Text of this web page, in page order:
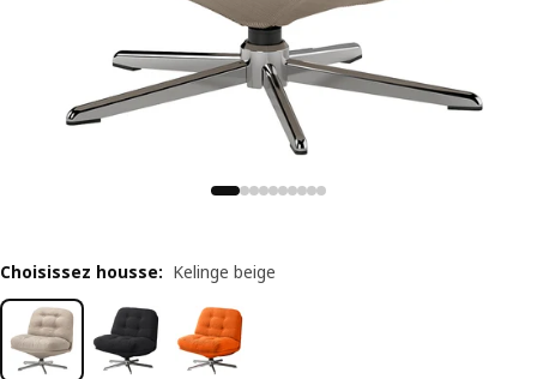
Choisissez housse: Kelinge beige